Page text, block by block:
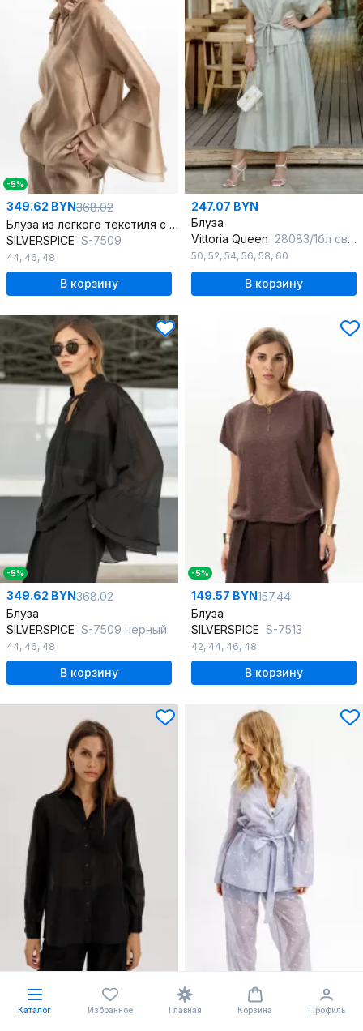
-5%
349.62 BYN368.02
Блуза из легкого текстиля с рюшей и длинным рукавом
SILVERSPICE S-7509
44, 46, 48
В корзину
247.07 BYN
Блуза
Vittoria Queen 28083/1бл светло-серый
50, 52, 54, 56, 58, 60
В корзину
-5%
349.62 BYN368.02
Блуза
SILVERSPICE S-7509 черный
44, 46, 48
В корзину
-5%
149.57 BYN157.44
Блуза
SILVERSPICE S-7513
42, 44, 46, 48
В корзину
Блуза
THE NAME
2430 черный
331.28 BYN345.08
6916 голубой
Каталог Избранное Главная Корзина Профиль